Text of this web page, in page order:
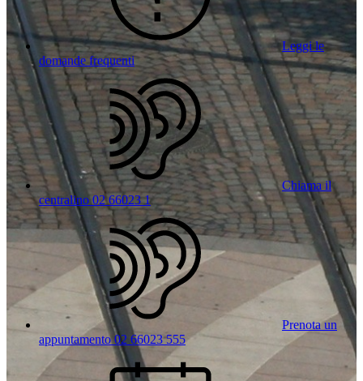
Leggi le
domande frequenti
Chiama il
centralino 02 66023 1
Prenota un
appuntamento 02 66023 555